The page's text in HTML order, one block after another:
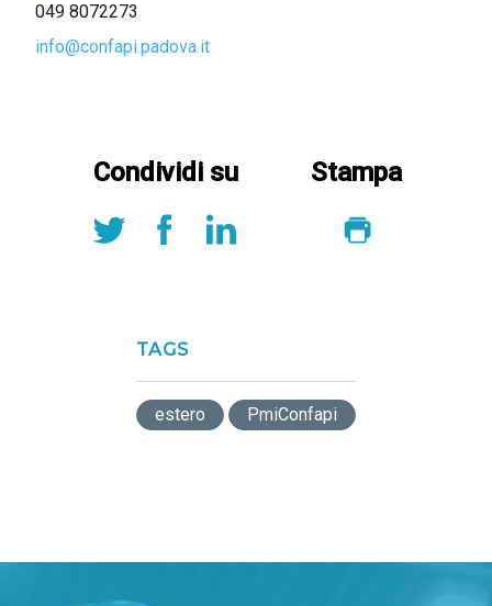
049 8072273
info@confapi.padova.it
Condividi su Stampa
TAGS
estero PmiConfapi